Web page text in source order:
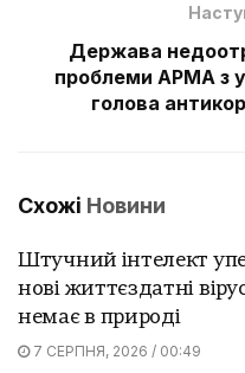
Держава
проблеми АРМА з
голова
Схожі Новини
Штучний інтелект
нові життєздатні
немає в природі
7 СЕРПНЯ, 2026 / 00:49